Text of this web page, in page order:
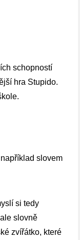
schopností
hra Stupido.
slovem
si tedy
slovně
zvířátko, které